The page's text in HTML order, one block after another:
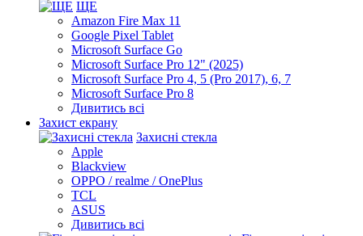
ЩЕ
Amazon Fire Max 11
Google Pixel Tablet
Microsoft Surface Go
Microsoft Surface Pro 12" (2025)
Microsoft Surface Pro 4, 5 (Pro 2017), 6, 7
Microsoft Surface Pro 8
Дивитись всі
Захист екрану
Захисні стекла
Apple
Blackview
OPPO / realme / OnePlus
TCL
ASUS
Дивитись всі